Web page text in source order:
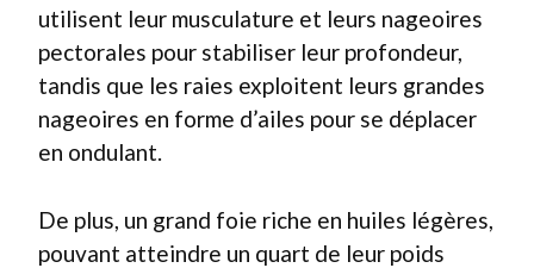
utilisent leur musculature et leurs nageoires
pectorales pour stabiliser leur profondeur,
tandis que les raies exploitent leurs grandes
nageoires en forme d’ailes pour se déplacer
en ondulant.
De plus, un grand foie riche en huiles légères,
pouvant atteindre un quart de leur poids